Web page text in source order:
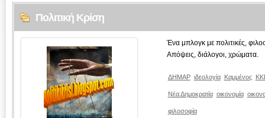
Πολιτική Κρίση
Ένα μπλογκ με πολιτικές,
Απόψεις, διάλογοι, χρώματα.
ΔΗΜΑΡ ιδεολογία Καμμένος
Νέα Δημοκρατία οικονομία
φιλοσοφία